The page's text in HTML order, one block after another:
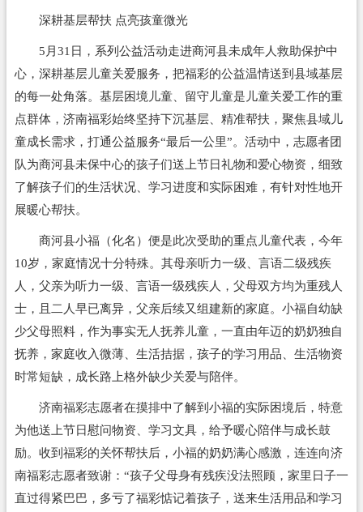
深耕基层帮扶 点亮孩童微光
5月31日，系列公益活动走进商河县未成年人救助保护中
心，深耕基层儿童关爱服务，把福彩的公益温情送到县域基层
的每一处角落。基层困境儿童、留守儿童是儿童关爱工作的重
点群体，济南福彩始终坚持下沉基层、精准帮扶，聚焦县域儿
童成长需求，打通公益服务“最后一公里”。活动中，志愿者团
队为商河县未保中心的孩子们送上节日礼物和爱心物资，细致
了解孩子们的生活状况、学习进度和实际困难，有针对性地开
展暖心帮扶。
商河县小福（化名）便是此次受助的重点儿童代表，今年
10岁，家庭情况十分特殊。其母亲听力一级、言语二级残疾
人，父亲为听力一级、言语一级残疾人，父母双方均为重残人
士，且二人早已离异，父亲后续又组建新的家庭。小福自幼缺
少父母照料，作为事实无人抚养儿童，一直由年迈的奶奶独自
抚养，家庭收入微薄、生活拮据，孩子的学习用品、生活物资
时常短缺，成长路上格外缺少关爱与陪伴。
济南福彩志愿者在摸排中了解到小福的实际困境后，特意
为他送上节日慰问物资、学习文具，给予暖心陪伴与成长鼓
励。收到福彩的关怀帮扶后，小福的奶奶满心感激，连连向济
南福彩志愿者致谢：“孩子父母身有残疾没法照顾，家里日子一
直过得紧巴巴，多亏了福彩惦记着孩子，送来生活用品和学习